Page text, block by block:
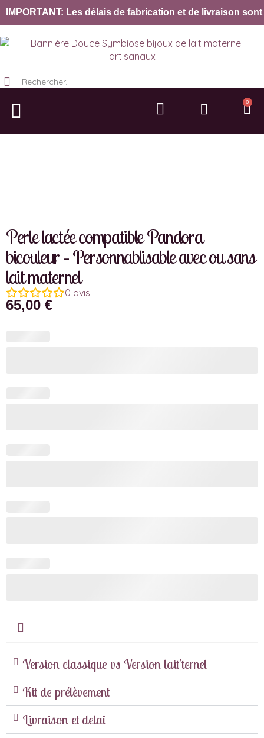
IMPORTANT: Les délais de fabrication et de livraison
0
Perle lactée compatible Pandora
bicouleur – Personnablisable avec ou sans
lait maternel
0 avis
65,00 €
Version classique vs Version lait'ternel
Kit de prélèvement
Livraison et delai